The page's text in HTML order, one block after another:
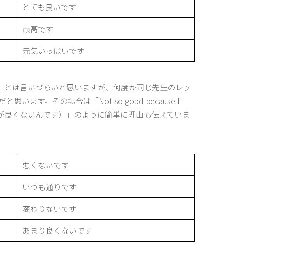
とても良いです
最高です
元気いっぱいです
は言いづらいと思いますが、何度か同じ先生のレッ
と思います。その場合は「Not so good because I
くないんです）」のように簡単に理由も伝えていま
悪くないです
いつも通りです
変わりないです
あまり良くないです